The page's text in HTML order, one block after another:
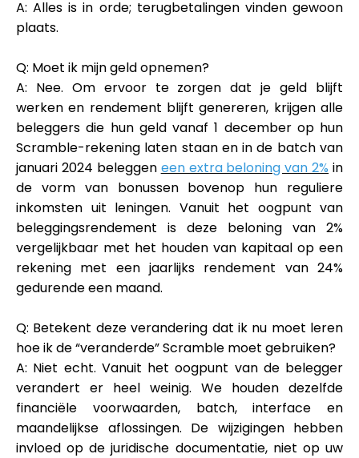
A: Alles is in orde; terugbetalingen vinden gewoon
plaats.
Q: Moet ik mijn geld opnemen?
A: Nee. Om ervoor te zorgen dat je geld blijft
werken en rendement blijft genereren, krijgen alle
beleggers die hun geld vanaf 1 december op hun
Scramble-rekening laten staan en in de batch van
januari 2024 beleggen een extra beloning van 2% in
de vorm van bonussen bovenop hun reguliere
inkomsten uit leningen. Vanuit het oogpunt van
beleggingsrendement is deze beloning van 2%
vergelijkbaar met het houden van kapitaal op een
rekening met een jaarlijks rendement van 24%
gedurende een maand.
Q: Betekent deze verandering dat ik nu moet leren
hoe ik de “veranderde” Scramble moet gebruiken?
A: Niet echt. Vanuit het oogpunt van de belegger
verandert er heel weinig. We houden dezelfde
financiële voorwaarden, batch, interface en
maandelijkse aflossingen. De wijzigingen hebben
invloed op de juridische documentatie, niet op uw